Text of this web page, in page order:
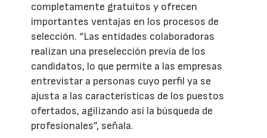
completamente gratuitos y ofrecen
importantes ventajas en los procesos de
selección. “Las entidades colaboradoras
realizan una preselección previa de los
candidatos, lo que permite a las empresas
entrevistar a personas cuyo perfil ya se
ajusta a las características de los puestos
ofertados, agilizando así la búsqueda de
profesionales”, señala.